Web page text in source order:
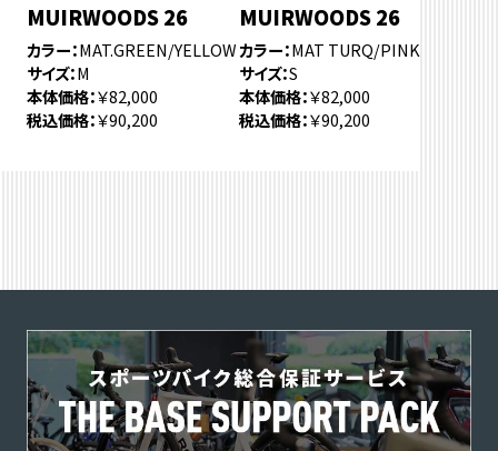
MUIRWOODS 26
カラー MAT.GREEN/YELLOW
サイズ M
本体価格 ￥82,000
税込価格 ￥90,200
MUIRWOODS 26
カラー MAT TURQ/PINK
サイズ S
本体価格 ￥82,000
税込価格 ￥90,200